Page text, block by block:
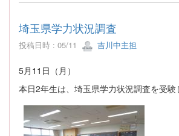
埼玉県学力状況調査
投稿日時 : 05/11 吉川中主担
5月11日（月）
本日2年生は、埼玉県学力状況調査を受験